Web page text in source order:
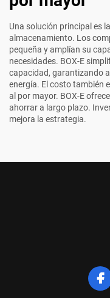
Una solución principal es
almacenamiento. Los
pequeña y amplían su
necesidades. BOX-E
capacidad, garantizando
energía. El costo también
al por mayor. BOX-E
ahorrar a largo plazo.
mejora la estrategia.